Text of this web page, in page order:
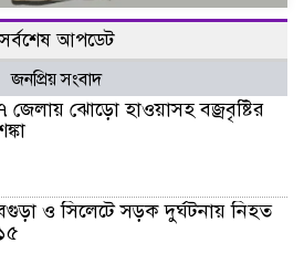
সর্বশেষ আপডেট
জনপ্রিয় সংবাদ
জেলায় ঝোড়ো হাওয়াসহ বজ্রবৃষ্টির
ও সিলেটে সড়ক দুর্ঘটনায় নিহত